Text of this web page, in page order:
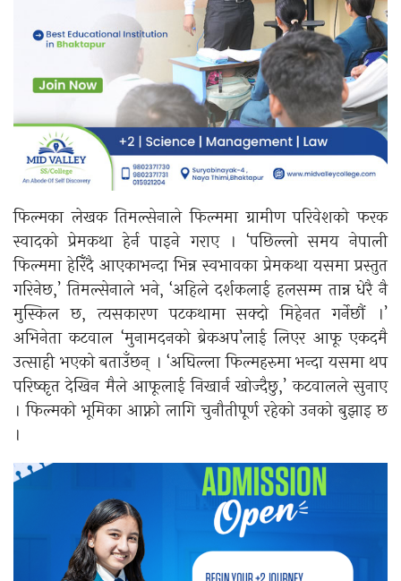
फिल्मका लेखक तिमल्सेनाले फिल्ममा ग्रामीण परिवेशको फरक
स्वादको प्रेमकथा हेर्न पाइने गराए । ‘पछिल्लो समय नेपाली
फिल्ममा हेरिँदै आएकाभन्दा भिन्न स्वभावका प्रेमकथा यसमा प्रस्तुत
गरिनेछ,’ तिमल्सेनाले भने, ‘अहिले दर्शकलाई हलसम्म तान्न धेरै नै
मुस्किल छ, त्यसकारण पटकथामा सक्दो मिहेनत गर्नेछौं ।’
अभिनेता कटवाल ‘मुनामदनको ब्रेकअप’लाई लिएर आफू एकदमै
उत्साही भएको बताउँछन् । ‘अघिल्ला फिल्महरुमा भन्दा यसमा थप
परिष्कृत देखिन मैले आफूलाई निखार्न खोज्दैछु,’ कटवालले सुनाए
। फिल्मको भूमिका आफ्नो लागि चुनौतीपूर्ण रहेको उनको बुझाइ छ
।